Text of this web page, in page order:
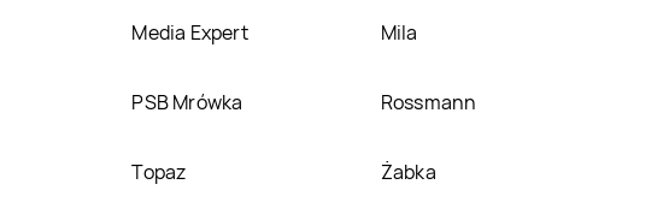
Media Expert Mila
PSB Mrówka Rossmann
Topaz Żabka